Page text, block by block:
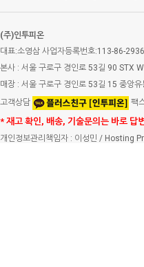
(주)인투피온
대표:소영삼 사업자등록번호:113-86-
본사 : 서울 구로구 경인로 53길 90 STX
매장 : 서울 구로구 경인로 53길 15 중앙
고객상담
팩
* 재고 확인, 배송, 기술문의는 바로 답
개인정보관리책임자 : 이성민 / Hosting